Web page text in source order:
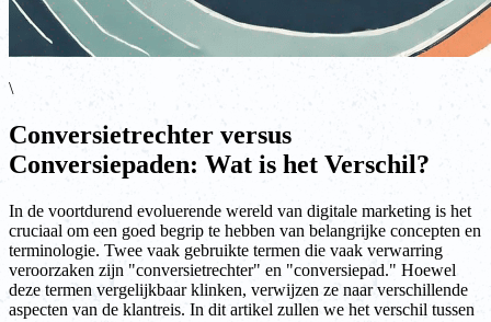
\
Conversietrechter versus
Conversiepaden: Wat is het Verschil?
In de voortdurend evoluerende wereld van digitale marketing is het
cruciaal om een goed begrip te hebben van belangrijke concepten en
terminologie. Twee vaak gebruikte termen die vaak verwarring
veroorzaken zijn "conversietrechter" en "conversiepad." Hoewel
deze termen vergelijkbaar klinken, verwijzen ze naar verschillende
aspecten van de klantreis. In dit artikel zullen we het verschil tussen